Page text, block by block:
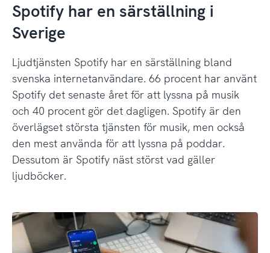
Spotify har en särställning i
Sverige
Ljudtjänsten Spotify har en särställning bland
svenska internetanvändare. 66 procent har använt
Spotify det senaste året för att lyssna på musik
och 40 procent gör det dagligen. Spotify är den
överlägset största tjänsten för musik, men också
den mest använda för att lyssna på poddar.
Dessutom är Spotify näst störst vad gäller
ljudböcker.